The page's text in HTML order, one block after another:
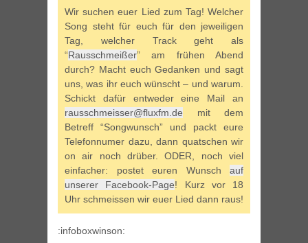
Wir suchen euer Lied zum Tag! Welcher
Song steht für euch für den jeweiligen
Tag, welcher Track geht als
“Rausschmeißer” am frühen Abend
durch? Macht euch Gedanken und sagt
uns, was ihr euch wünscht – und warum.
Schickt dafür entweder eine Mail an
rausschmeisser@fluxfm.de mit dem
Betreff “Songwunsch” und packt eure
Telefonnumer dazu, dann quatschen wir
on air noch drüber. ODER, noch viel
einfacher: postet euren Wunsch auf
unserer Facebook-Page! Kurz vor 18
Uhr schmeissen wir euer Lied dann raus!
:infoboxwinson: